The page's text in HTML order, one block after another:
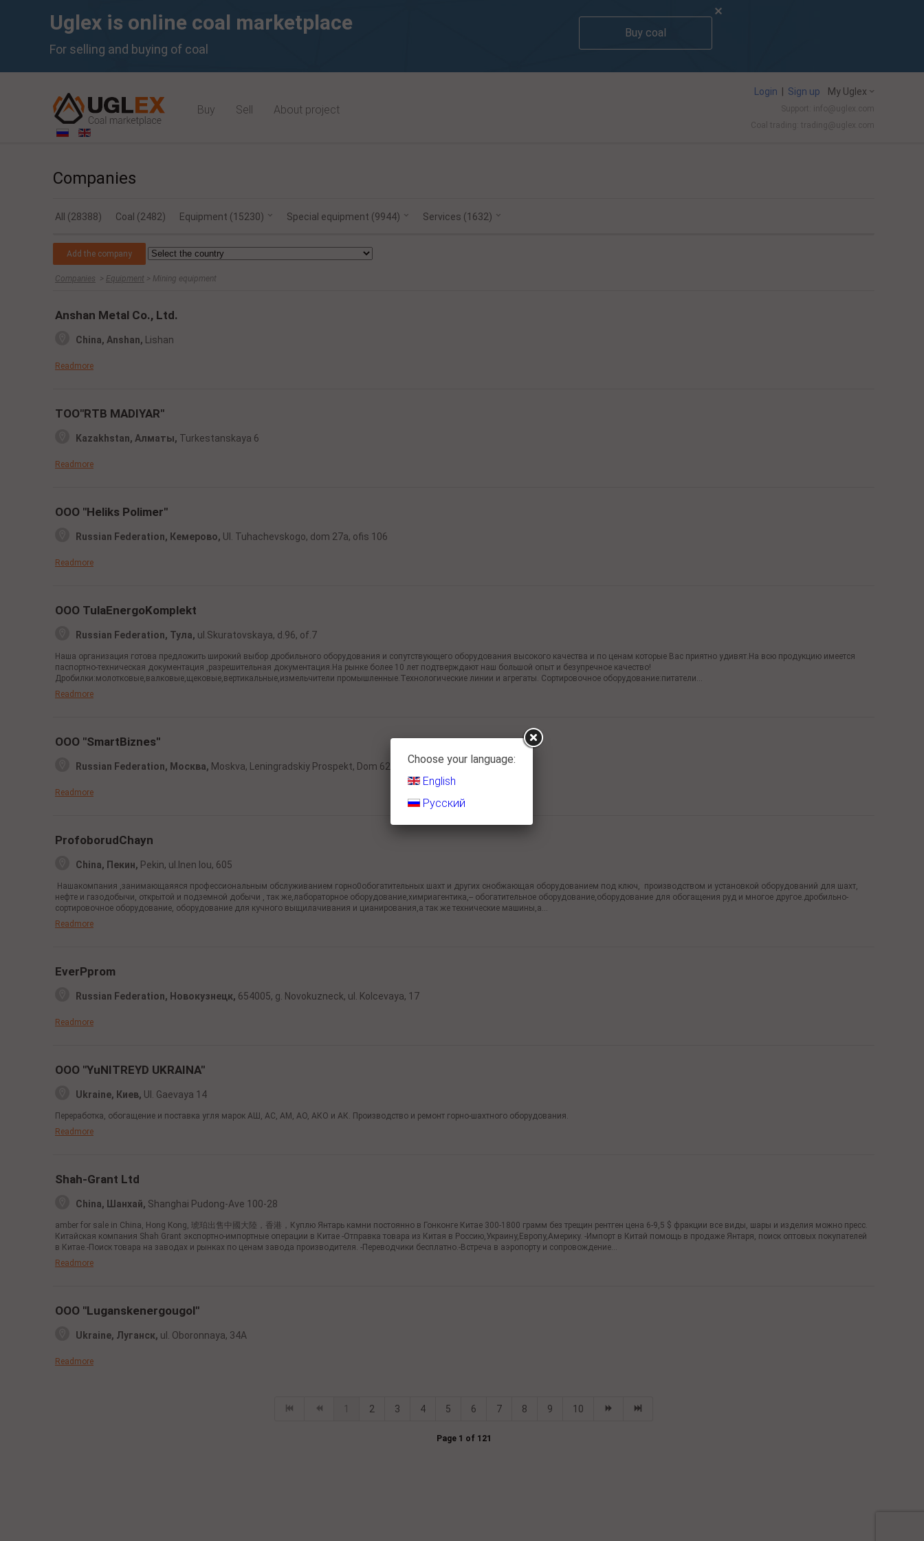
Buy coal
Uglex is online coal marketplace
For selling and buying of coal
Buy Sell About project
My Uglex
Login Sign up
Support: info@uglex.com
Coal trading: trading@uglex.com
Companies
All (28388) Coal (2482) Equipment (15230) Special equipment (9944) Services (1632)
Add the company
Companies > Equipment > Mining equipment
Anshan Metal Co., Ltd.
China, Anshan, Lishan
Readmore
TOO"RTB MADIYAR"
Kazakhstan, Алматы, Turkestanskaya 6
Readmore
OOO "Heliks Polimer"
Russian Federation, Кемерово, Ul. Tuhachevskogo, dom 27a, ofis 106
Readmore
OOO TulaEnergoKomplekt
Russian Federation, Тула, ul.Skuratovskaya, d.96, of.7
Наша организация готова предложить широкий выбор дробильного оборудования и сопутствующего оборудования высокого качества и по ценам которые Вас приятно удивят.На всю продукцию имеется
паспортно-техническая документация ,разрешительная документация.На рынке более 10 лет подтверждают наш большой опыт и безупречное качество!
Дробилки:молотковые,валковые,щековые,вертикальные,измельчители промышленные.Технологические линии и агрегаты. Сортировочное оборудование:питатели...
Readmore
OOO "SmartBiznes"
Russian Federation, Москва, Moskva, Leningradskiy Prospekt, Dom 62
Readmore
ProfoborudChayn
China, Пекин, Pekin, ul.Inen lou, 605
Нашакомпания ,занимающаяяся профессиональным обслуживанием горно0обогатительных шахт и других снобжающая оборудованием под ключ, производством и установкой оборудований для шахт,
нефте и газодобычи, открытой и подземной добычи , так же,лабораторное оборудование,химриагентика,-- обогатительное оборудование,оборудование для обогащения руд и многое другое.дробильно-
сортировочное оборудование, оборудование для кучного выщилачивания и цианирования,а так же технические машины,а...
Readmore
EverPprom
Russian Federation, Новокузнецк, 654005, g. Novokuzneck, ul. Kolcevaya, 17
Readmore
OOO "YuNITREYD UKRAINA"
Ukraine, Киев, Ul. Gaevaya 14
Переработка, обогащение и поставка угля марок АШ, АС, АМ, АО, АКО и АК. Производство и ремонт горно-шахтного оборудования.
Readmore
Shah-Grant Ltd
China, Шанхай, Shanghai Pudong-Ave 100-28
amber for sale in China, Hong Kong, 琥珀出售中國大陸，香港，Куплю Янтарь камни постоянно в Гонконге Китае 300-1800 грамм без трещин рентген цена 6-9,5 $ фракции все виды, шары и изделия можно пресс.
Китайская компания Shah Grant экспортно-импортные операции в Китае -Отправка товара из Китая в Россию,Украину,Европу,Америку. -Импорт в Китай помощь в продаже Янтаря, поиск оптовых покупателей
в Китае.-Поиск товара на заводах и рынках по ценам завода производителя. -Переводчики бесплатно.-Встреча в аэропорту и сопровождение...
Readmore
OOO "Luganskenergougol"
Ukraine, Луганск, ul. Oboronnaya, 34A
Readmore
1 2 3 4 5 6 7 8 9 10
Page 1 of 121
Choose your language:
English
Русский